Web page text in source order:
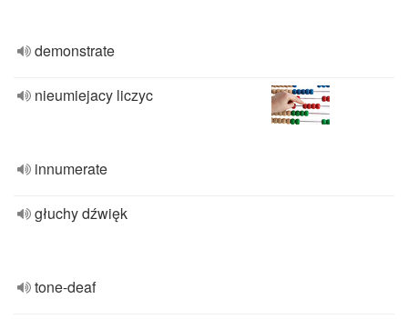
demonstrate
nieumiejacy liczyc
innumerate
głuchy dźwięk
tone-deaf